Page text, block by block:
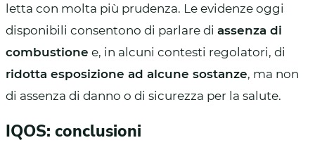
letta con molta più prudenza. Le evidenze oggi
disponibili consentono di parlare di assenza di
combustione e, in alcuni contesti regolatori, di
ridotta esposizione ad alcune sostanze, ma non
di assenza di danno o di sicurezza per la salute.
IQOS: conclusioni